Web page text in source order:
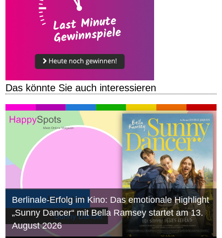
Das könnte Sie auch interessieren
Berlinale-Erfolg im Kino: Das emotionale Highlight
„Sunny Dancer“ mit Bella Ramsey startet am 13.
August 2026